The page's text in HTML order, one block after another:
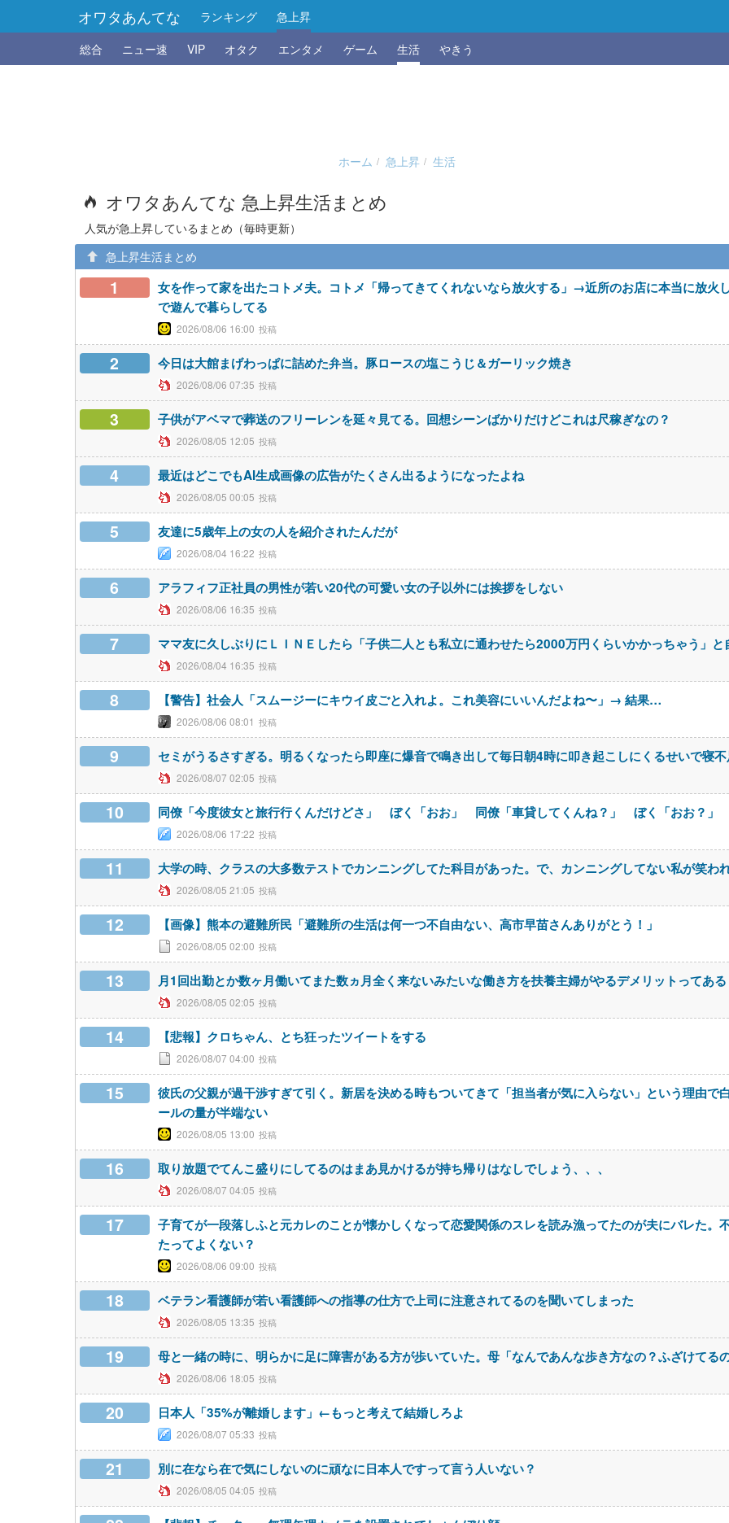
オワタあんてな ランキング
急上昇
総合
ニュー速 VIP オタク エンタメ ゲーム 生活 やきう
ホーム 急上昇 生活
オワタあんてな 急上昇生活まとめ
人気が急上昇しているまとめ（毎時更新）
急上昇生活まとめ
1
女を作って家を出たコトメ夫。コトメ「帰ってきてくれないなら放火する」→近所のお店に本当に放
で遊んで暮らしてる
2026/08/06 16:00
2 今日は大館まげわっぱに詰めた弁当。豚ロースの塩こうじ＆ガーリック焼き
2026/08/06 07:35
3 子供がアベマで葬送のフリーレンを延々見てる。回想シーンばかりだけどこれは尺稼ぎなの？
2026/08/05 12:05
4 最近はどこでもAI生成画像の広告がたくさん出るようになったよね
2026/08/05 00:05
5 友達に5歳年上の女の人を紹介されたんだが
2026/08/04 16:22
6 アラフィフ正社員の男性が若い20代の可愛い女の子以外には挨拶をしない
2026/08/06 16:35
7 ママ友に久しぶりにＬＩＮＥしたら「子供二人とも私立に通わせたら2000万円くらいかかっちゃう」と
2026/08/04 16:35
8 【警告】社会人「スムージーにキウイ皮ごと入れよ。これ美容にいいんだよね〜」→ 結果…
2026/08/06 08:01
9 セミがうるさすぎる。明るくなったら即座に爆音で鳴き出して毎日朝4時に叩き起こしにくるせいで寝
2026/08/07 02:05
10 同僚「今度彼女と旅行行くんだけどさ」 ぼく「おお」 同僚「車貸してくんね？」 ぼく「おお？」
2026/08/06 17:22
11 大学の時、クラスの大多数テストでカンニングしてた科目があった。で、カンニングしてない私が笑わ
2026/08/05 21:05
12 【画像】熊本の避難所民「避難所の生活は何一つ不自由ない、高市早苗さんありがとう！」
2026/08/05 02:00
13 月1回出勤とか数ヶ月働いてまた数ヵ月全く来ないみたいな働き方を扶養主婦がやるデメリットってあ
2026/08/05 02:05
14 【悲報】クロちゃん、とち狂ったツイートをする
2026/08/07 04:00
15
彼氏の父親が過干渉すぎて引く。新居を決める時もついてきて「担当者が気に入らない」という理由で
ールの量が半端ない
2026/08/05 13:00
16 取り放題でてんこ盛りにしてるのはまあ見かけるが持ち帰りはなしでしょう、、、
2026/08/07 04:05
17
子育てが一段落しふと元カレのことが懐かしくなって恋愛関係のスレを読み漁ってたのが夫にバレた。
たってよくない？
2026/08/06 09:00
18 ベテラン看護師が若い看護師への指導の仕方で上司に注意されてるのを聞いてしまった
2026/08/05 13:35
19 母と一緒の時に、明らかに足に障害がある方が歩いていた。母「なんであんな歩き方なの？ふざけてる
2026/08/06 18:05
20 日本人「35%が離婚します」←もっと考えて結婚しろよ
2026/08/07 05:33
21 別に在なら在で気にしないのに頑なに日本人ですって言う人いない？
2026/08/05 04:05